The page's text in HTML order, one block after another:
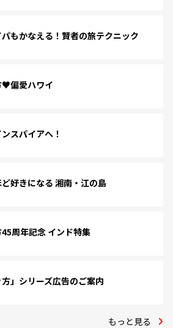
もかなえる！賢者の旅テクニック
♥偏愛ハワイ
スパイアへ！
好きになる 湘南・江の島
周年記念 インド特集
方」シリーズ広告のご案内
もっと見る